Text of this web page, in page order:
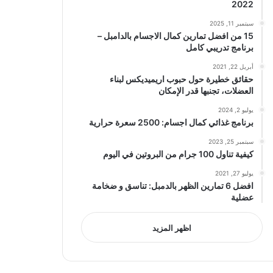
2022
سبتمبر 11, 2025
15 من افضل تمارين كمال الاجسام بالدامبل –
برنامج تدريبي كامل
أبريل 22, 2021
حقائق خطيرة حول حبوب اريميديكس لبناء
العضلات، تجنبها قدر الإمكان
يوليو 2, 2024
برنامج غذائي كمال اجسام: 2500 سعرة حرارية
سبتمبر 25, 2023
كيفية تناول 100 جرام من البروتين في اليوم
يوليو 27, 2021
افضل 6 تمارين الظهر بالدمبل: تناسق و ضخامة
عضلية
اظهر المزيد